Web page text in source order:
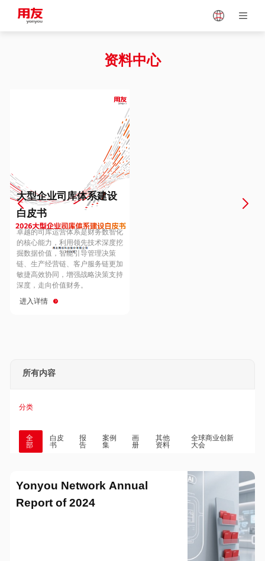
Vietnam
Europe
Hungary
Hong Kong
资料中心
大型企业司库体系建设
白皮书
卓越的司库运营体系是财务数智化
的核心能力，利用领先技术深度挖
掘数据价值，智能引导管理决策
链、生产经营链、客户服务链更加
敏捷高效协同，增强战略決策支持
深度，走向价值财务。
进入详情
所有内容
分类
全
部
白皮
书
报
告
案例
集
画
册
其他
资料
全球商业创新
大会
Yonyou Network Annual
Report of 2024